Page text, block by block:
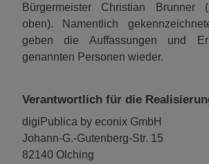
Bürgermeister Christian Brunner
oben). Namentlich
geben die Auffassungen und
genannten Personen wieder.
Verantwortlich für die
digiPublica by econix GmbH
Johann-G.-Gutenberg-Str. 15
82140 Olching